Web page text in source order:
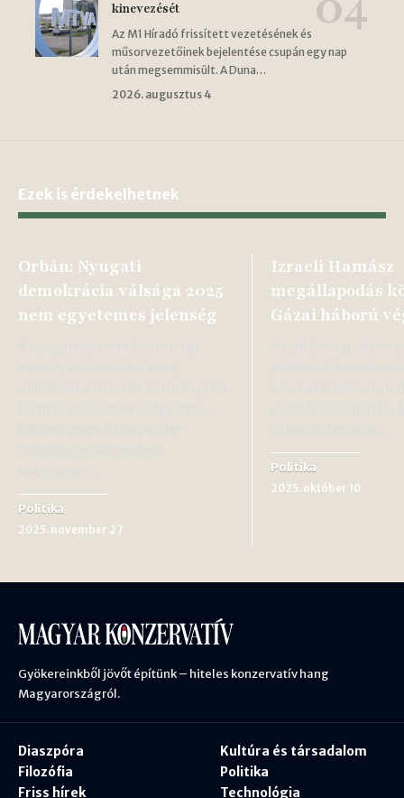
kinevezését
Az M1 Híradó frissített vezetésének és
műsorvezetőinek bejelentése csupán egy nap
után megsemmisült. A Duna…
2026. augusztus 4
Ezek is érdekelhetnek
Orbán: Nyugati
demokrácia válsága 2025
nem egyetemes jelenség
Politika
2025. november 27
Izraeli Hamász
megállapodás
Gázai háború
Politika
2025. október 10
Gyökereinkből jövőt építünk – hiteles konzervatív hang
Magyarországról.
Diaszpóra
Filozófia
Friss hírek
Kultúra és társadalom
Politika
Technológia